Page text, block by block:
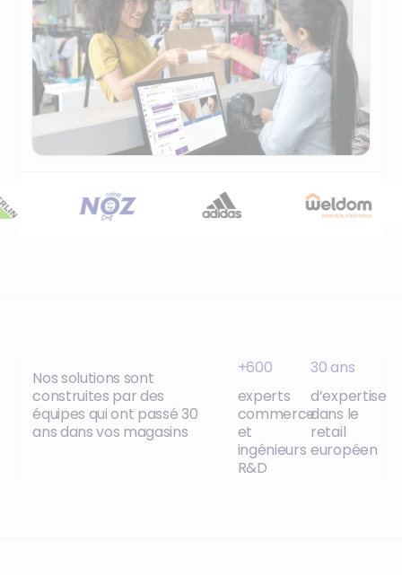
Nos solutions sont
construites par des
équipes qui ont passé 30
ans dans vos magasins
+600
experts
commerce
et
ingénieurs
R&D
30 ans
d’expertise
dans le
retail
européen